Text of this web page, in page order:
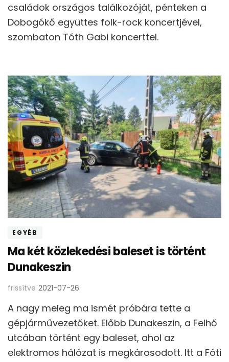
családok országos találkozóját, pénteken a
Dobogókő együttes folk-rock koncertjével,
szombaton Tóth Gabi koncerttel.
EGYÉB
Ma két közlekedési baleset is történt
Dunakeszin
frissítve 2021-07-26
A nagy meleg ma ismét próbára tette a
gépjárművezetőket. Előbb Dunakeszin, a Felhő
utcában történt egy baleset, ahol az
elektromos hálózat is megkárosodott. Itt a Fóti